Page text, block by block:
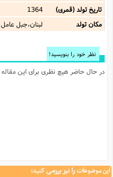
تاریخ تولد (قمری)
1364
مکان تولد
لبنان،جبل
نظر خود را بنویسید!
در حال حاضر هیچ نظری برای این مقاله
این موضوعات را نیز بررسی کنید: